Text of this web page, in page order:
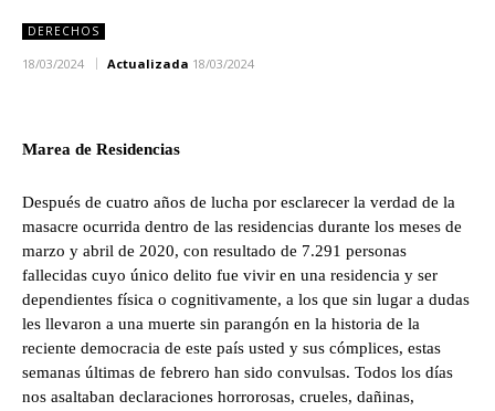
DERECHOS
18/03/2024 Actualizada 18/03/2024
Marea de Residencias
Después de cuatro años de lucha por esclarecer la verdad de la
masacre ocurrida dentro de las residencias durante los meses de
marzo y abril de 2020, con resultado de 7.291 personas
fallecidas cuyo único delito fue vivir en una residencia y ser
dependientes física o cognitivamente, a los que sin lugar a dudas
les llevaron a una muerte sin parangón en la historia de la
reciente democracia de este país usted y sus cómplices, estas
semanas últimas de febrero han sido convulsas. Todos los días
nos asaltaban declaraciones horrorosas, crueles, dañinas,